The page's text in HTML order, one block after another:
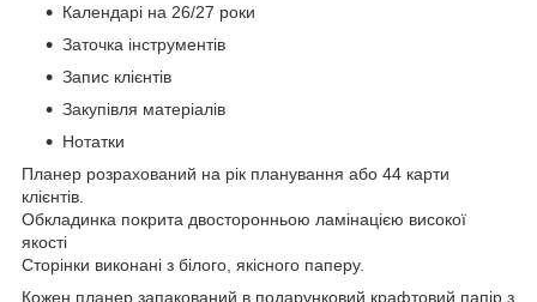
Календарі на 26/27 роки
Заточка інструментів
Запис клієнтів
Закупівля матеріалів
Нотатки
Планер розрахований на рік планування або 44 карти
клієнтів.
Обкладинка покрита двосторонньою ламінацією високої
якості
Сторінки виконані з білого, якісного паперу.
Кожен планер запакований в подарунковий крафтовий папір з